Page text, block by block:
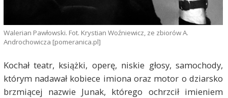
Walerian Pawłowski. Fot. Krystian Woźniewicz, ze zbiorów A.
Androchowicza [pomeranica.pl]
Kochał teatr, książki, operę, niskie głosy, samochody,
którym nadawał kobiece imiona oraz motor o dziarsko
brzmiącej nazwie Junak, którego ochrzcił imieniem